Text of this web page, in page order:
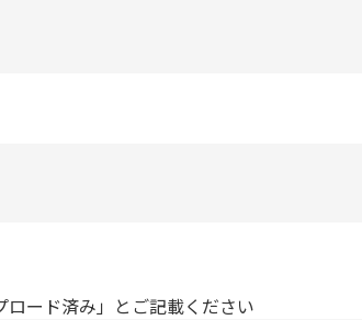
ード済み」とご記載ください